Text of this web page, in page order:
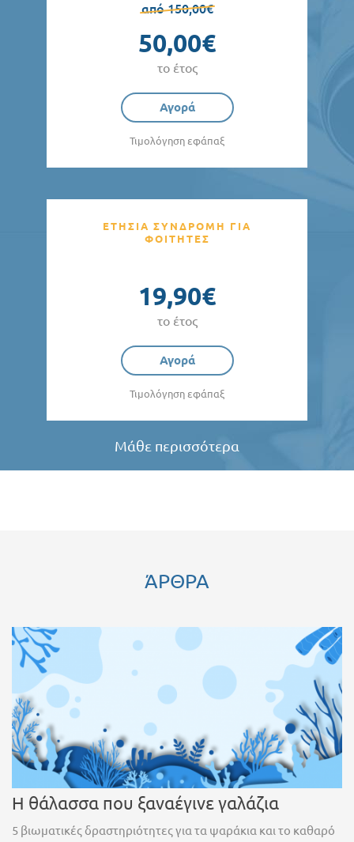
από 150,00€
50,00€
το έτος
Αγορά
Τιμολόγηση εφάπαξ
ΕΤΗΣΙΑ ΣΥΝΔΡΟΜΗ ΓΙΑ
ΦΟΙΤΗΤΕΣ
19,90€
το έτος
Αγορά
Τιμολόγηση εφάπαξ
Μάθε περισσότερα
ΆΡΘΡΑ
Η θάλασσα που ξαναέγινε γαλάζια
5 βιωματικές δραστηριότητες για τα ψαράκια και το καθαρό